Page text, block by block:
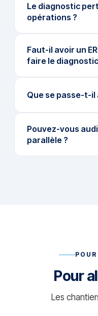
Le diagnostic
opérations ?
Faut-il avoir un
faire le
Que se passe-t-il
Pouvez-vous
parallèle ?
Pour
Les